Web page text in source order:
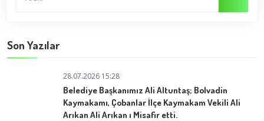
Son Yazılar
28.07.2026 15:28
Belediye Başkanımız Ali Altuntaş; Bolvadin
Kaymakamı, Çobanlar İlçe Kaymakam Vekili Ali
Arıkan Ali Arıkan ı Misafir etti.